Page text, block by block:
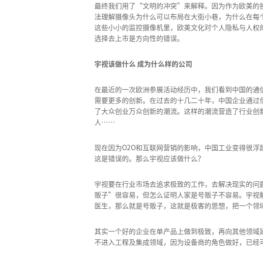
最终我们用了“文明的冲突”来解释。因为作为欧美的
法理解摄像头为什么可以布局在大街小巷，为什么在
这些小小的监控摄像机里，欧美文化对个人隐私与人
选择去上市是方向性的错误。
宇视该做什么 成为什么样的公司
在最近的一次欧洲参展活动经历中，我们看到中国的
需要更多的创新。在过去的十几二十年，中国企业通
了大众创业万众创新的潮流。这样的潮流营造了行业
人……
现在因为O2O和互联网营销的影响，中国工业变得很
这是错误的。那么宇视应该做什么？
宇视要在行业市场去追求极致的工作，去解决现实的
贩子”很容易，但怎么证明人家是号贩子不容易。宇
医生，那么就是号贩子，这就是极客的思想，把一个领
其实一个好的企业在单产品上做到极致，再向其他领
不进入工程及集成领域，因为设备商的角色做好，已经